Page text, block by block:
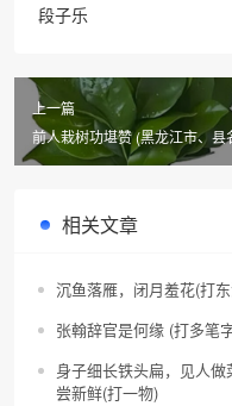
段子乐
上一篇
前人栽树功堪赞 (黑龙江市、县
相关文章
沉鱼落雁，闭月羞花(打
张翰辞官是何缘 (打多笔
身子细长铁头扁，见人
尝新鲜(打一物)